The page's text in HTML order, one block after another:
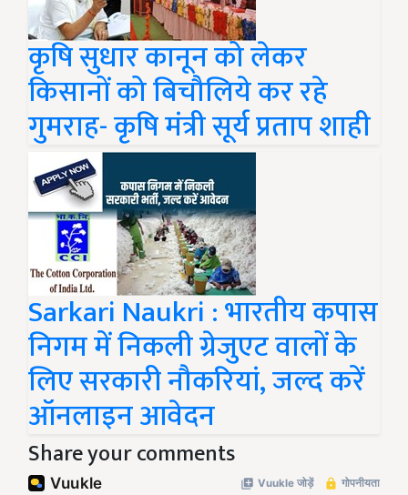
कृषि सुधार कानून को लेकर
किसानों को बिचौलिये कर रहे
गुमराह- कृषि मंत्री सूर्य प्रताप शाही
Sarkari Naukri : भारतीय कपास
निगम में निकली ग्रेजुएट वालों के
लिए सरकारी नौकरियां, जल्द करें
ऑनलाइन आवेदन
Share your comments